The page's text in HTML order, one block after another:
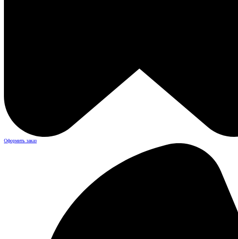
Оформить заказ